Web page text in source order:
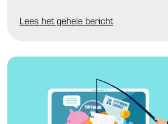
Lees het gehele bericht